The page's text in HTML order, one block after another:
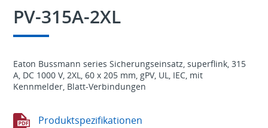
PV-315A-2XL
Eaton Bussmann series Sicherungseinsatz, superflink, 315
A, DC 1000 V, 2XL, 60 x 205 mm, gPV, UL, IEC, mit
Kennmelder, Blatt-Verbindungen
Produktspezifikationen